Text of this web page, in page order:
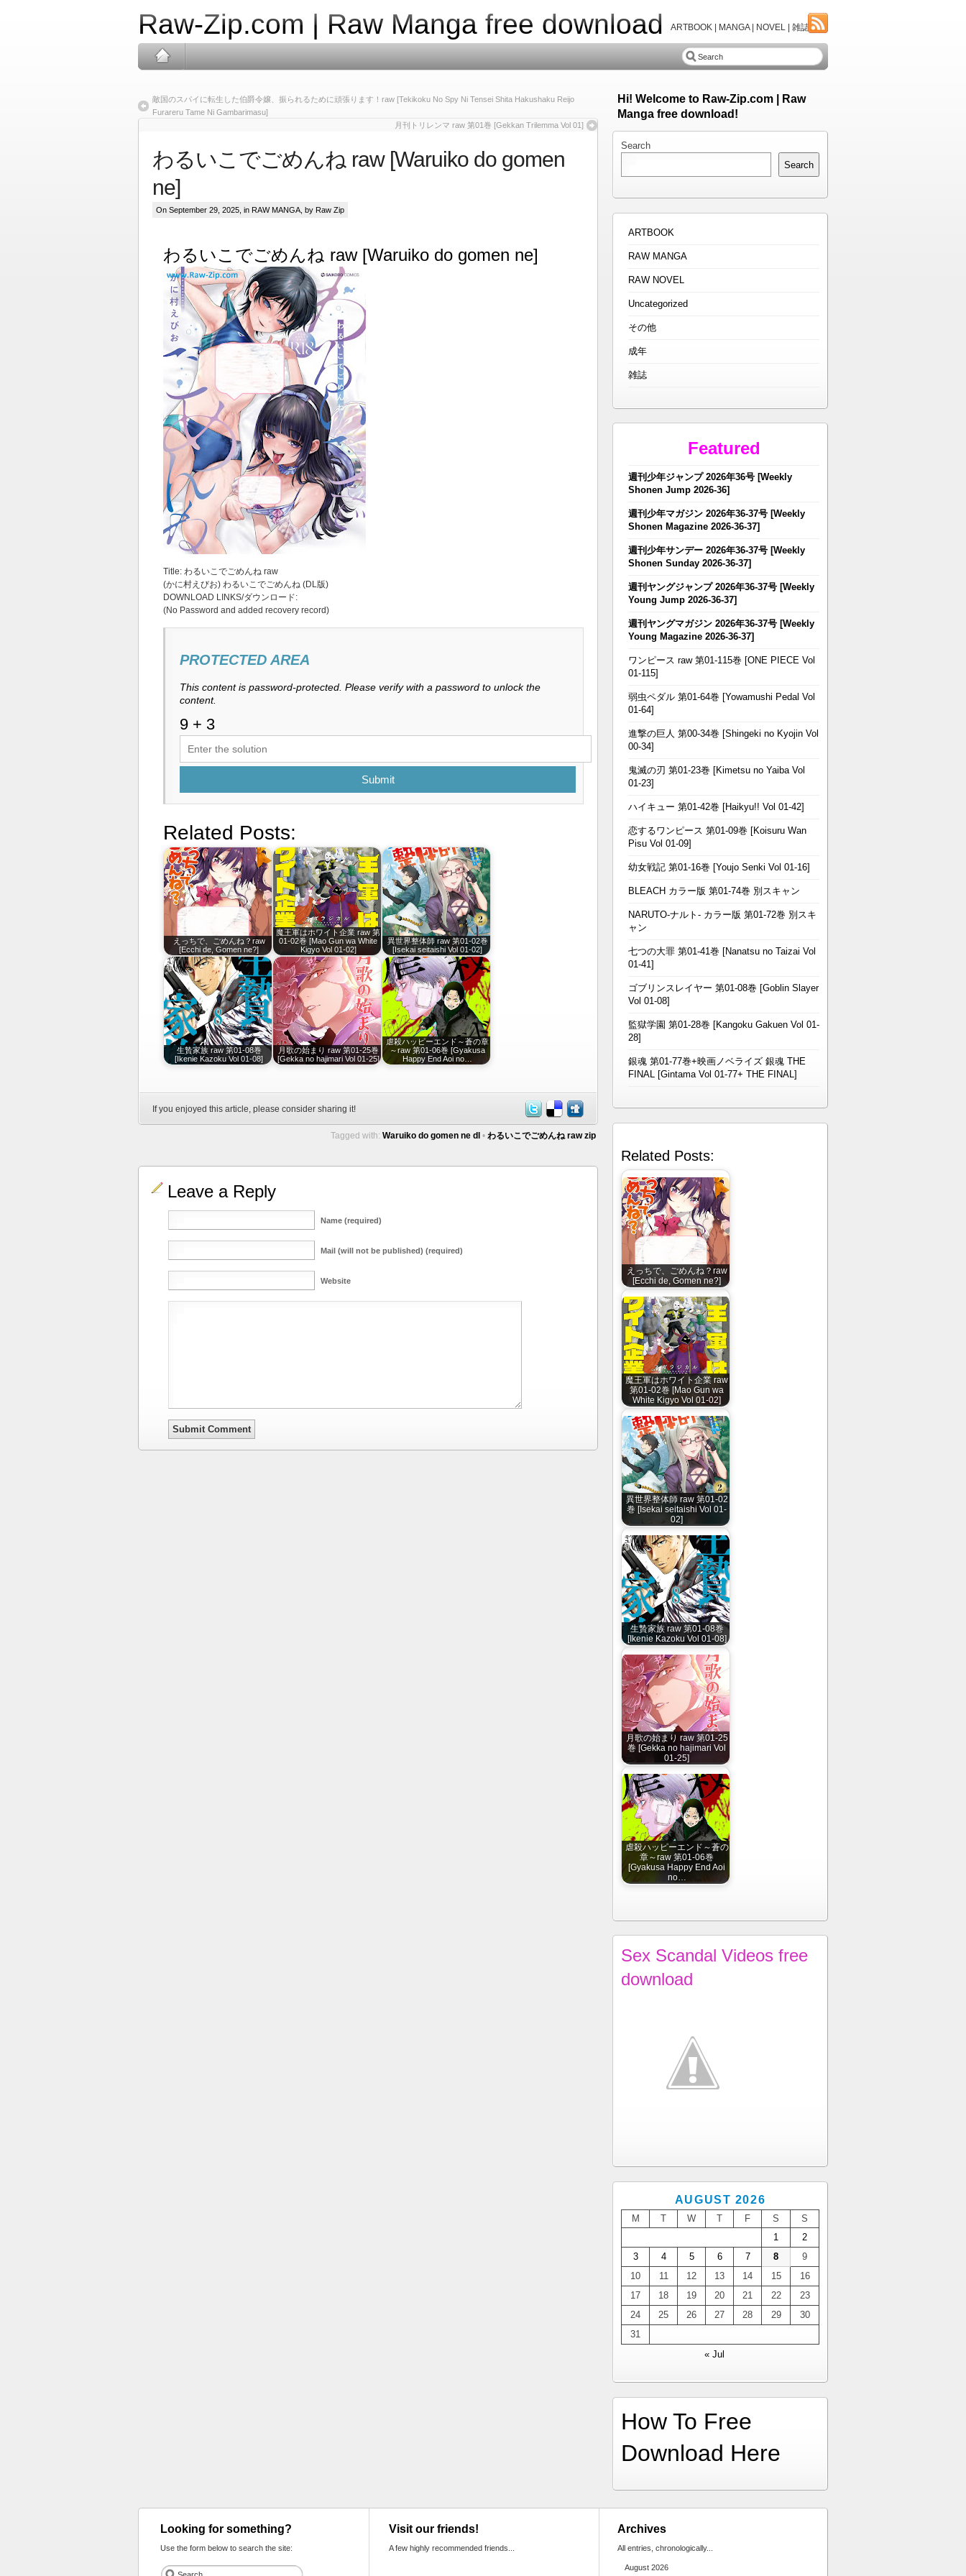
Raw-Zip.com | Raw Manga free download ARTBOOK | MANGA | NOVEL | 雑誌
敵国のスパイに転生した伯爵令嬢、振られるために頑張ります！raw [Tekikoku No Spy Ni Tensei Shita Hakushaku Reijo
Furareru Tame Ni Gambarimasu]
月刊トリレンマ raw 第01巻 [Gekkan Trilemma Vol 01]
わるいこでごめんね raw [Waruiko do gomen
ne]
On September 29, 2025, in RAW MANGA , by Raw Zip
わるいこでごめんね raw [Waruiko do gomen ne]
Title: わるいこでごめんね raw
(かに村えびお) わるいこでごめんね (DL版)
DOWNLOAD LINKS/ダウンロード:
(No Password and added recovery record)
PROTECTED AREA
This content is password-protected. Please verify with a password to unlock the
content.
Submit
Related Posts:
えっちで、ごめんね？raw
[Ecchi de, Gomen ne?]
魔王軍はホワイト企業 raw 第
01-02巻 [Mao Gun wa White
Kigyo Vol 01-02]
異世界整体師 raw 第01-02巻
[Isekai seitaishi Vol 01-02]
生贄家族 raw 第01-08巻
[Ikenie Kazoku Vol 01-08]
月歌の始まり raw 第01-25巻
[Gekka no hajimari Vol 01-25]
虐殺ハッピーエンド～蒼の章
～raw 第01-06巻 [Gyakusa
Happy End Aoi no…
If you enjoyed this article, please consider sharing it!
Tagged with: Waruiko do gomen ne dl • わるいこでごめんね raw zip
Leave a Reply
Name (required)
Mail (will not be published) (required)
Website
Hi! Welcome to Raw-Zip.com | Raw
Manga free download!
Search
Search
ARTBOOK
RAW MANGA
RAW NOVEL
Uncategorized
その他
成年
雑誌
Featured
週刊少年ジャンプ 2026年36号 [Weekly
Shonen Jump 2026-36]
週刊少年マガジン 2026年36-37号 [Weekly
Shonen Magazine 2026-36-37]
週刊少年サンデー 2026年36-37号 [Weekly
Shonen Sunday 2026-36-37]
週刊ヤングジャンプ 2026年36-37号 [Weekly
Young Jump 2026-36-37]
週刊ヤングマガジン 2026年36-37号 [Weekly
Young Magazine 2026-36-37]
ワンピース raw 第01-115巻 [ONE PIECE Vol
01-115]
弱虫ペダル 第01-64巻 [Yowamushi Pedal Vol
01-64]
進撃の巨人 第00-34巻 [Shingeki no Kyojin Vol
00-34]
鬼滅の刃 第01-23巻 [Kimetsu no Yaiba Vol
01-23]
ハイキュー 第01-42巻 [Haikyu!! Vol 01-42]
恋するワンピース 第01-09巻 [Koisuru Wan
Pisu Vol 01-09]
幼女戦記 第01-16巻 [Youjo Senki Vol 01-16]
BLEACH カラー版 第01-74巻 別スキャン
NARUTO-ナルト- カラー版 第01-72巻 別スキ
ャン
七つの大罪 第01-41巻 [Nanatsu no Taizai Vol
01-41]
ゴブリンスレイヤー 第01-08巻 [Goblin Slayer
Vol 01-08]
監獄学園 第01-28巻 [Kangoku Gakuen Vol 01-
28]
銀魂 第01-77巻+映画ノベライズ 銀魂 THE
FINAL [Gintama Vol 01-77+ THE FINAL]
Related Posts:
えっちで、ごめんね？raw
[Ecchi de, Gomen ne?]
魔王軍はホワイト企業 raw
第01-02巻 [Mao Gun wa
White Kigyo Vol 01-02]
異世界整体師 raw 第01-02
巻 [Isekai seitaishi Vol 01-
02]
生贄家族 raw 第01-08巻
[Ikenie Kazoku Vol 01-08]
月歌の始まり raw 第01-25
巻 [Gekka no hajimari Vol
01-25]
虐殺ハッピーエンド～蒼の
章～raw 第01-06巻
[Gyakusa Happy End Aoi
no…
Sex Scandal Videos free
download
AUGUST 2026
M T W T F S
S
1
2
3
4 5 6 7 8
9
10
11 12 13 14 15
16
17
18 19 20 21 22
23
24
25 26 27 28 29
30
31
« Jul
How To Free
Download Here
Looking for something?
Use the form below to search the site:
Visit our friends!
A few highly recommended friends...
Archives
All entries, chronologically...
August 2026